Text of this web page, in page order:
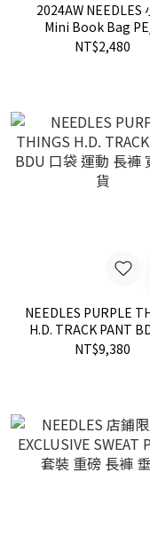
2024AW NEEDLES
Mini Book Bag
Native Jq 側背包 民族
NT$2,480
NEEDLES PURPLE
H.D. TRACK PANT
袋 運動 長褲 寬版 現
NT$9,380